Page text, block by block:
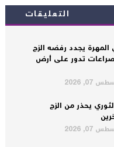
التعليقات
يجدد رفضه الزج
تدور على أرض
يحذر من الزج